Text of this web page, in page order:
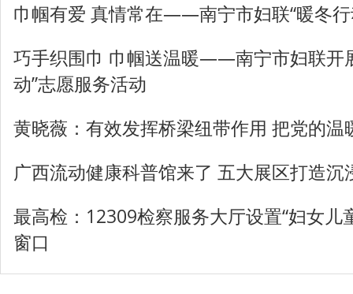
巾帼有爱 真情常在——南宁市妇联“暖冬行
巧手织围巾 巾帼送温暖——南宁市妇联开
动”志愿服务活动
黄晓薇：​有效发挥桥梁纽带作用 把党的温
广西流动健康科普馆来了 五大展区打造沉
最高检：12309检察服务大厅设置“妇女儿
窗口